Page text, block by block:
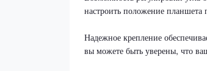
настроить положение планшета
Надежное крепление
вы можете быть уверены, что